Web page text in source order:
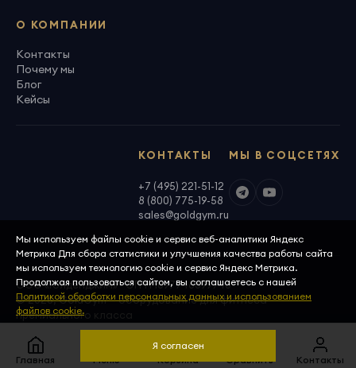
О КОМПАНИИ
Контакты
Почему мы
Блог
Кейсы
МЫ В СОЦСЕТЯХ
КОНТАКТЫ
+7 (495) 221-51-12
8 (800) 775-19-58
sales@goldgym.ru
ООО «Голденджим» · ОГРН 1097746699940
© 2026, GoldGym — оборудование для фитнеса
премиального класса
Политика конфиденциальности
Скачать реквизиты
Мы используем файлы cookie и сервис веб-аналитики Яндекс
Метрика Для сбора статистики и улучшения качества работы сайта
мы используем технологию cookie и сервис Яндекс Метрика.
Продолжая пользоваться сайтом, вы соглашаетесь с нашей
Политикой обработки персональных данных и использованием
файлов cookie.
Я согласен
Главная
Меню Корзина Сравнить Контакты